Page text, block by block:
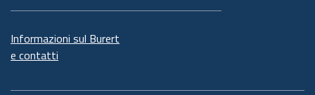
Informazioni sul Burert
e contatti